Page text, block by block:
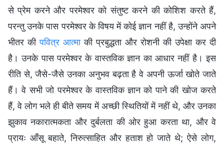
से प्रेम करने और परमेश्वर को संतुष्ट करने की कोशिश करते हैं,
परन्तु उनके पास परमेश्वर के विषय में कोई ज्ञान नहीं है, उन्होंने अपने
भीतर कीपवित्र आत्माकी प्रबुद्धता और रोशनी की उपेक्षा कर दी
है। उनके पास परमेश्वर के वास्तविक ज्ञान का आधार नहीं है। इस
रीति से, जैसे-जैसे उनका अनुभव बढ़ता है वे अपनी ऊर्जा खोते जाते
हैं। वे सभी जो परमेश्वर के वास्तविक ज्ञान को पाने की खोज करते
हैं, वे लोग भले ही बीते समय में अच्छी स्थितियों में नहीं थे, और उनका
झुकाव नकारात्मकता और दुर्बलता की ओर हुआ करता था, और वे
प्रायः आँसू बहाते, निरुत्साहित और हताश हो जाते थे; ऐसे लोग,